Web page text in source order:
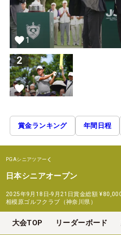
1
2
1
賞金ランキング 年間日程
PGAシニアツアー
日本シニアオープン
2025年9月18日-9月21日賞金総額
相模原ゴルフクラブ（神奈川県）
大会TOP リーダーボード